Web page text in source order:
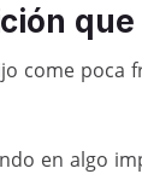
come poca
en algo